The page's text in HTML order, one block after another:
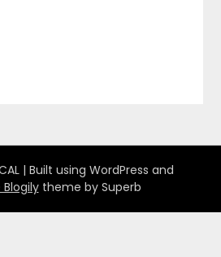
| Built using WordPress and
Blogilytheme by Superb